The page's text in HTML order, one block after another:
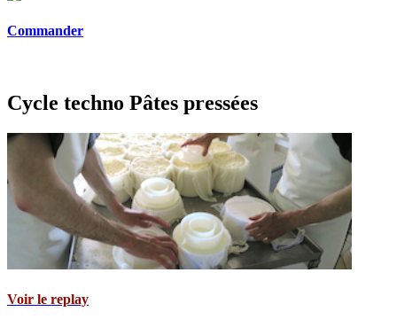
Commander
Cycle techno Pâtes pressées
Voir le replay